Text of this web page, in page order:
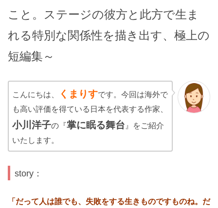
こと。ステージの彼方と此方で生ま
れる特別な関係性を描き出す、極上の
短編集～
こんにちは、 くまりすです。今回は海外で
も高い評価を得ている日本を代表する作家、
小川洋子の『掌に眠る舞台 』をご紹介
いたします。
story：
「だって人は誰でも、失敗をする生きものですものね。だ